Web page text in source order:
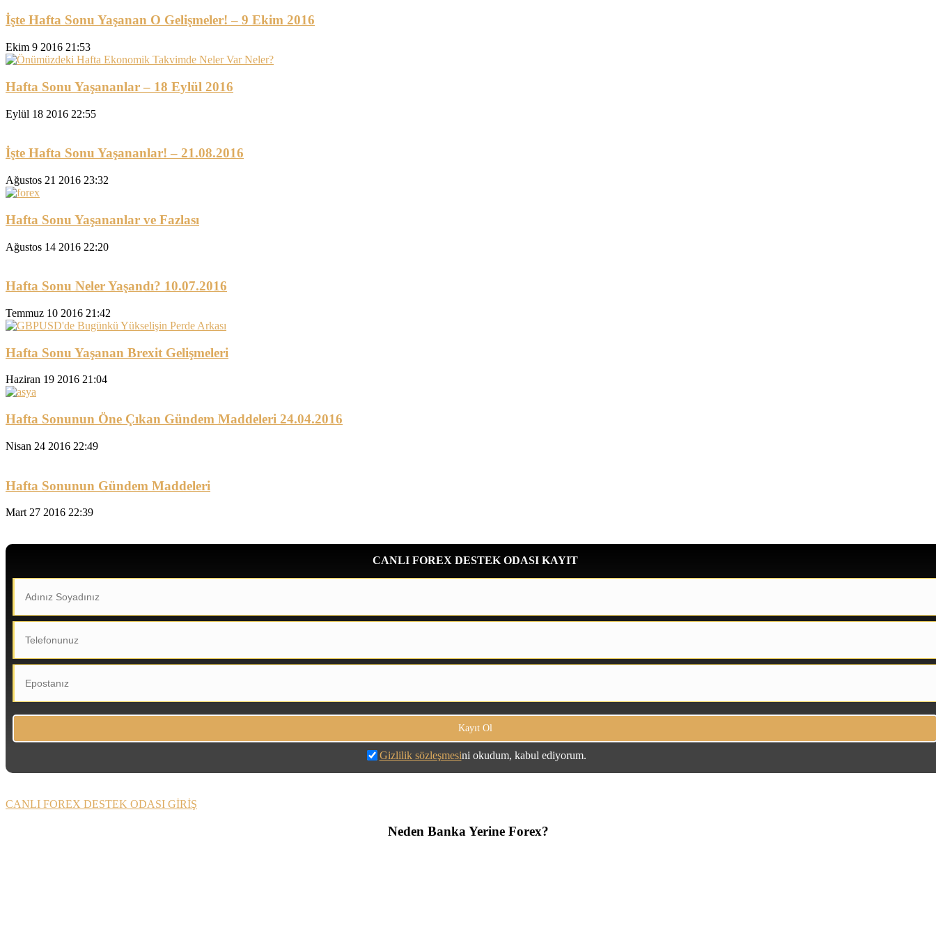
İşte Hafta Sonu Yaşanan O Gelişmeler! – 9 Ekim 2016
Ekim 9 2016 21:53
Hafta Sonu Yaşananlar – 18 Eylül 2016
Eylül 18 2016 22:55
İşte Hafta Sonu Yaşananlar! – 21.08.2016
Ağustos 21 2016 23:32
Hafta Sonu Yaşananlar ve Fazlası
Ağustos 14 2016 22:20
Hafta Sonu Neler Yaşandı? 10.07.2016
Temmuz 10 2016 21:42
Hafta Sonu Yaşanan Brexit Gelişmeleri
Haziran 19 2016 21:04
Hafta Sonunun Öne Çıkan Gündem Maddeleri 24.04.2016
Nisan 24 2016 22:49
Hafta Sonunun Gündem Maddeleri
Mart 27 2016 22:39
CANLI FOREX DESTEK ODASI KAYIT
Gizlilik sözleşmesini okudum, kabul ediyorum.
CANLI FOREX DESTEK ODASI GİRİŞ
Neden Banka Yerine Forex?